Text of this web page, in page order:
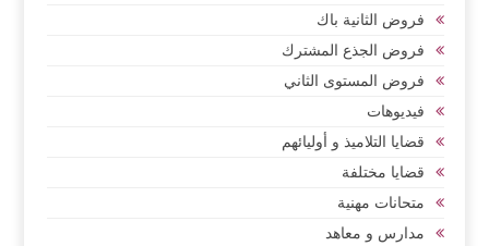
فروض الثانية باك
فروض الجذع المشترك
فروض المستوى الثاني
فيديوهات
قضايا التلاميذ و أوليائهم
قضايا مختلفة
متحانات مهنية
مدارس و معاهد